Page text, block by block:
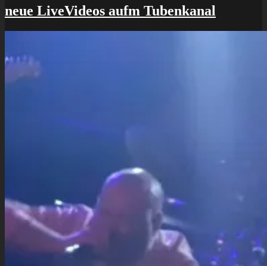
berlin
2.0
neue LiveVideos aufm Tubenkanal